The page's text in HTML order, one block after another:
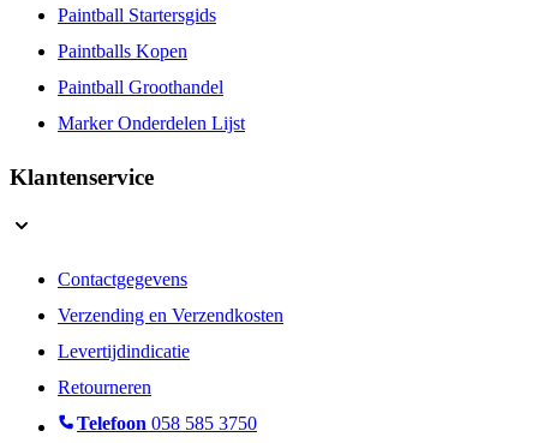
Paintball Startersgids
Paintballs Kopen
Paintball Groothandel
Marker Onderdelen Lijst
Klantenservice
Contactgegevens
Verzending en Verzendkosten
Levertijdindicatie
Retourneren
Telefoon 058 585 3750